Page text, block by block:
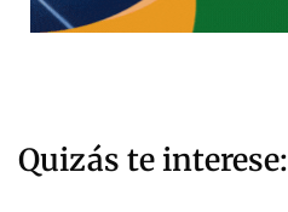
Quizás te interese: